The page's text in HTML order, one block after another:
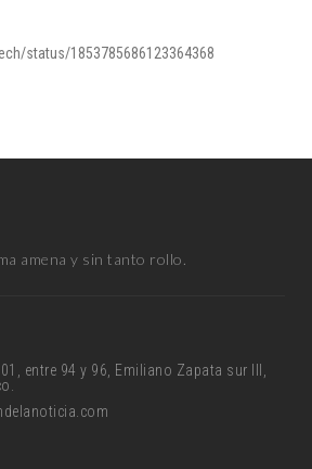
status/1853785686123364368
amena y sin tanto rollo.
entre 94 y 96, Emiliano Zapata sur lll,